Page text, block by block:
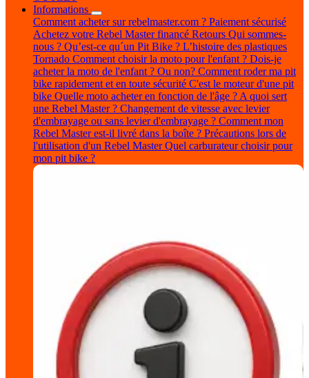
Informations
Comment acheter sur rebelmaster.com ? Paiement sécurisé
Achetez votre Rebel Master financé Retours Qui sommes-
nous ? Qu’est-ce qu´un Pit Bike ? L’histoire des plastiques
Tornado Comment choisir la moto pour l'enfant ? Dois-je
acheter la moto de l'enfant ? Ou non? Comment roder ma pit
bike rapidement et en toute sécurité C'est le moteur d'une pit
bike Quelle moto acheter en fonction de l'âge ? A quoi sert
une Rebel Master ? Changement de vitesse avec levier
d'embrayage ou sans levier d'embrayage ? Comment mon
Rebel Master est-il livré dans la boîte ? Précautions lors de
l'utilisation d'un Rebel MasterQuel carburateur choisir pour
mon pit bike ?